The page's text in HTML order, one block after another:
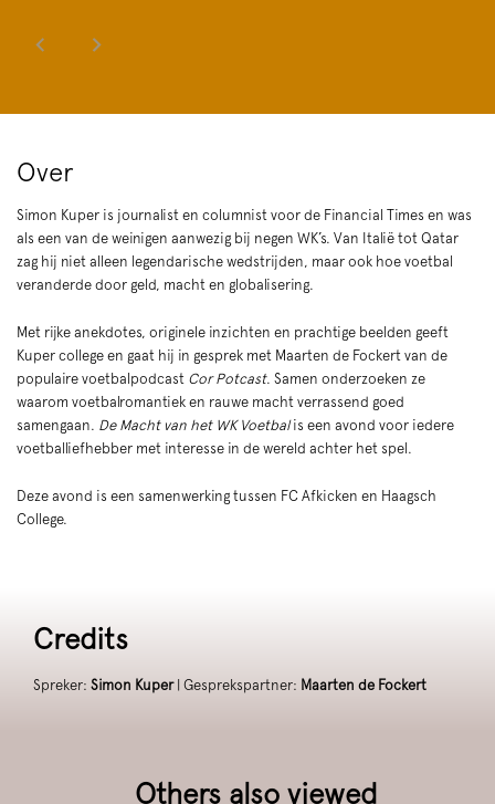
Over
Simon Kuper is journalist en columnist voor de Financial Times en was
als een van de weinigen aanwezig bij negen WK’s. Van Italië tot Qatar
zag hij niet alleen legendarische wedstrijden, maar ook hoe voetbal
veranderde door geld, macht en globalisering.
Met rijke anekdotes, originele inzichten en prachtige beelden geeft
Kuper college en gaat hij in gesprek met Maarten de Fockert van de
populaire voetbalpodcast Cor Potcast. Samen onderzoeken ze
waarom voetbalromantiek en rauwe macht verrassend goed
samengaan. De Macht van het WK Voetbalis een avond voor iedere
voetballiefhebber met interesse in de wereld achter het spel.
Deze avond is een samenwerking tussen FC Afkicken en Haagsch
College.
Credits
Spreker: Simon Kuper| Gesprekspartner: Maarten de Fockert
Others also viewed